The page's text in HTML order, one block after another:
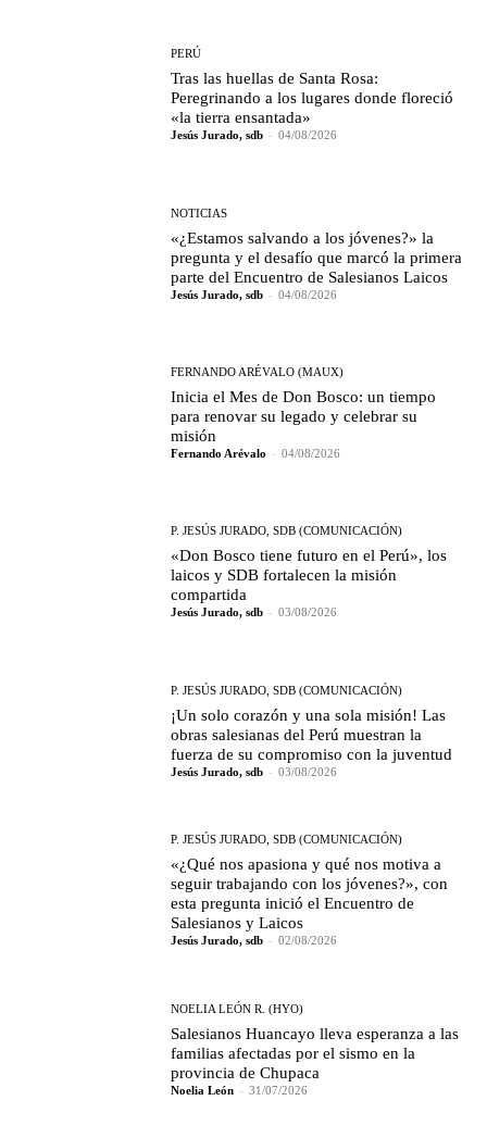
PERÚ
Tras las huellas de Santa Rosa:
Peregrinando a los lugares donde floreció
«la tierra ensantada»
Jesús Jurado, sdb - 04/08/2026
NOTICIAS
«¿Estamos salvando a los jóvenes?» la
pregunta y el desafío que marcó la primera
parte del Encuentro de Salesianos Laicos
Jesús Jurado, sdb - 04/08/2026
FERNANDO ARÉVALO (MAUX)
Inicia el Mes de Don Bosco: un tiempo
para renovar su legado y celebrar su
misión
Fernando Arévalo - 04/08/2026
P. JESÚS JURADO, SDB (COMUNICACIÓN)
«Don Bosco tiene futuro en el Perú», los
laicos y SDB fortalecen la misión
compartida
Jesús Jurado, sdb - 03/08/2026
P. JESÚS JURADO, SDB (COMUNICACIÓN)
¡Un solo corazón y una sola misión! Las
obras salesianas del Perú muestran la
fuerza de su compromiso con la juventud
Jesús Jurado, sdb - 03/08/2026
P. JESÚS JURADO, SDB (COMUNICACIÓN)
«¿Qué nos apasiona y qué nos motiva a
seguir trabajando con los jóvenes?», con
esta pregunta inició el Encuentro de
Salesianos y Laicos
Jesús Jurado, sdb - 02/08/2026
NOELIA LEÓN R. (HYO)
Salesianos Huancayo lleva esperanza a las
familias afectadas por el sismo en la
provincia de Chupaca
Noelia León - 31/07/2026